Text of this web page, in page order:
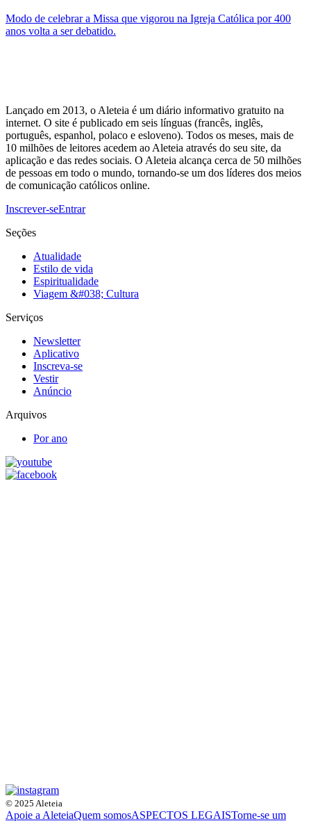
Modo de celebrar a Missa que vigorou na Igreja Católica por 400
anos volta a ser debatido.
Lançado em 2013, o Aleteia é um diário informativo gratuito na
internet. O site é publicado em seis línguas (francês, inglês,
português, espanhol, polaco e esloveno). Todos os meses, mais de
10 milhões de leitores acedem ao Aleteia através do seu site, da
aplicação e das redes sociais. O Aleteia alcança cerca de 50 milhões
de pessoas em todo o mundo, tornando-se um dos líderes dos meios
de comunicação católicos online.
Inscrever-seEntrar
Seções
Atualidade
Estilo de vida
Espiritualidade
Viagem &#038; Cultura
Serviços
Newsletter
Aplicativo
Inscreva-se
Vestir
Anúncio
Arquivos
Por ano
© 2025 Aleteia
Apoie a AleteiaQuem somosASPECTOS LEGAISTorne-se um